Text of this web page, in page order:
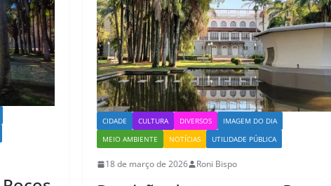
CIDADE CULTURA DIVERSOS
IMAGEM DO DIA
MEIO AMBIENTE
NOTÍCIAS UTILIDADE PÚBLICA
18 de março de 2026 Roni Bispo